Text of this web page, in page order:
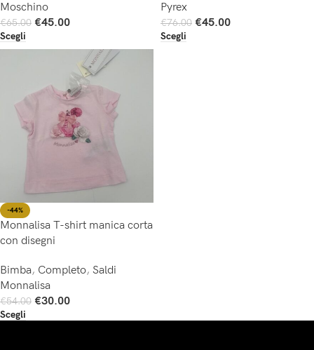
Moschino
€65.00 €45.00
Scegli
Pyrex
€76.00 €45.00
Scegli
-44%
Monnalisa T-shirt manica corta
con disegni
Bimba, Completo, Saldi
Monnalisa
€54.00 €30.00
Scegli